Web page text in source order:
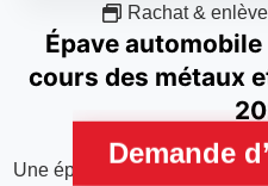
Rachat &
Épave
cours des métaux
Une épave automobile
Demande